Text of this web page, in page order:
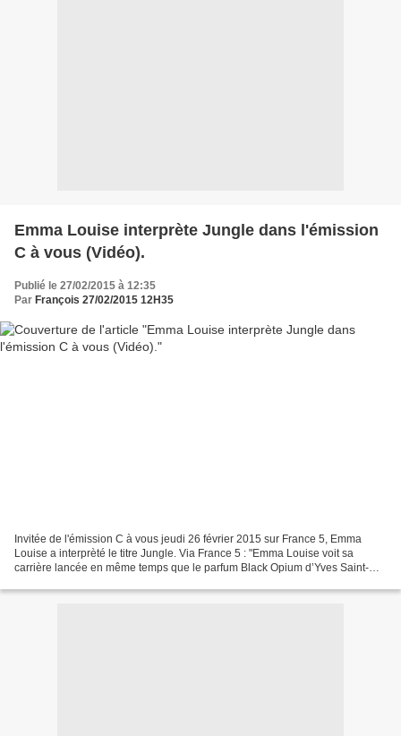
Emma Louise interprète Jungle dans l'émission
C à vous (Vidéo).
Publié le 27/02/2015 à 12:35
Par François 27/02/2015 12H35
Invitée de l'émission C à vous jeudi 26 février 2015 sur France 5, Emma
Louise a interprèté le titre Jungle. Via France 5 : "Emma Louise voit sa
carrière lancée en même temps que le parfum Black Opium d’Yves Saint-